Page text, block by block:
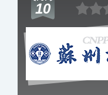
10